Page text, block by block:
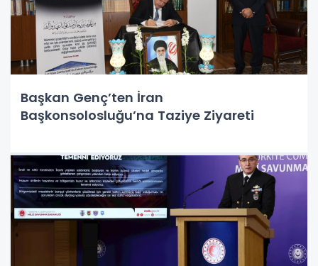
Başkan Genç’ten İran
Başkonsolosluğu’na Taziye Ziyareti